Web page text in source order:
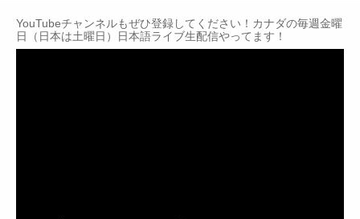
YouTubeチャンネルもぜひ登録してください！カナダの毎週金曜
日（日本は土曜日）日本語ライブ生配信やってます！